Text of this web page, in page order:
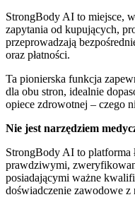
StrongBody AI to miejsce,
zapytania od kupujących,
przeprowadzają
oraz płatności.
Ta pionierska funkcja
dla obu stron, idealnie
opiece zdrowotnej – czego
Nie jest narzędziem
StrongBody AI to platforma
prawdziwymi,
posiadającymi ważne
doświadczenie zawodowe